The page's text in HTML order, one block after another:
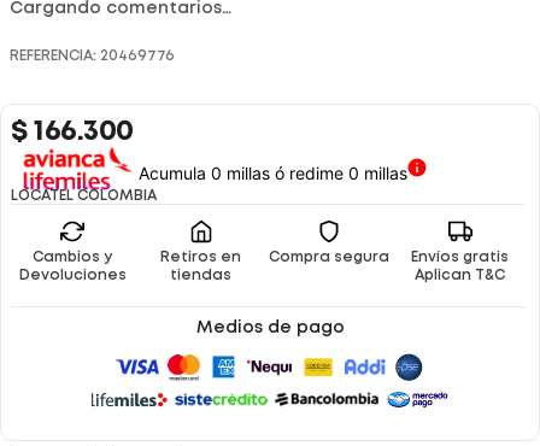
Cargando comentarios…
REFERENCIA: 20469776
$ 166.300
Acumula 0 millas ó redime 0 millas
LOCATEL COLOMBIA
Cambios y
Devoluciones
Retiros en
tiendas
Compra segura
Envíos gratis
Aplican T&C
Medios de pago